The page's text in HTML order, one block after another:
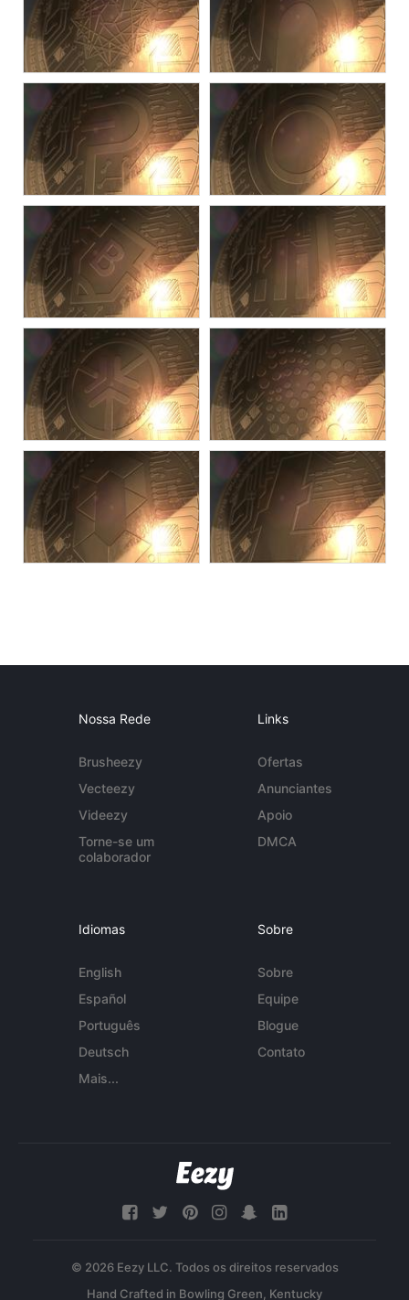
Nossa Rede
Brusheezy
Vecteezy
Videezy
Torne-se um
colaborador
Links
Ofertas
Anunciantes
Apoio
DMCA
Idiomas
English
Español
Português
Deutsch
Mais...
Sobre
Sobre
Equipe
Blogue
Contato
© 2026 Eezy LLC. Todos os direitos reservados